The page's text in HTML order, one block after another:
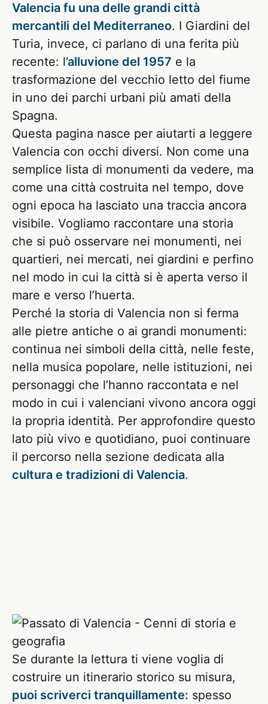
Valencia fu una delle grandi città
mercantili del Mediterraneo. I Giardini del
Turia, invece, ci parlano di una ferita più
recente: l’alluvione del 1957 e la
trasformazione del vecchio letto del fiume
in uno dei parchi urbani più amati della
Spagna.
Questa pagina nasce per aiutarti a leggere
Valencia con occhi diversi. Non come una
semplice lista di monumenti da vedere, ma
come una città costruita nel tempo, dove
ogni epoca ha lasciato una traccia ancora
visibile. Vogliamo raccontare una storia
che si può osservare nei monumenti, nei
quartieri, nei mercati, nei giardini e perfino
nel modo in cui la città si è aperta verso il
mare e verso l’huerta.
Perché la storia di Valencia non si ferma
alle pietre antiche o ai grandi monumenti:
continua nei simboli della città, nelle feste,
nella musica popolare, nelle istituzioni, nei
personaggi che l’hanno raccontata e nel
modo in cui i valenciani vivono ancora oggi
la propria identità. Per approfondire questo
lato più vivo e quotidiano, puoi continuare
il percorso nella sezione dedicata alla
cultura e tradizioni di Valencia.
Se durante la lettura ti viene voglia di
costruire un itinerario storico su misura,
puoi scriverci tranquillamente: spesso